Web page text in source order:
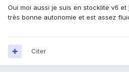
Oui moi aussi je suis en stocklite v6
très bonne autonomie et est assez
Citer